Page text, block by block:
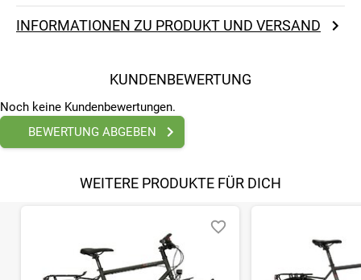
INFORMATIONEN ZU PRODUKT UND VERSAND
KUNDENBEWERTUNG
Noch keine Kundenbewertungen.
BEWERTUNG ABGEBEN
WEITERE PRODUKTE FÜR DICH